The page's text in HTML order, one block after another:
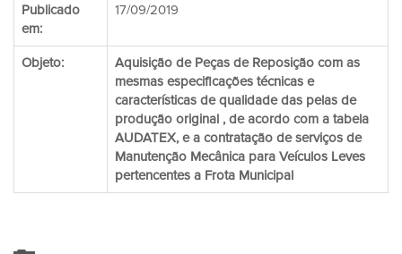
Publicado
em:
17/09/2019
Objeto:
Aquisição de Peças de Reposição com as
mesmas especificações técnicas e
características de qualidade das pelas de
produção original , de acordo com a tabela
AUDATEX, e a contratação de serviços de
Manutenção Mecânica para Veículos Leves
pertencentes a Frota Municipal